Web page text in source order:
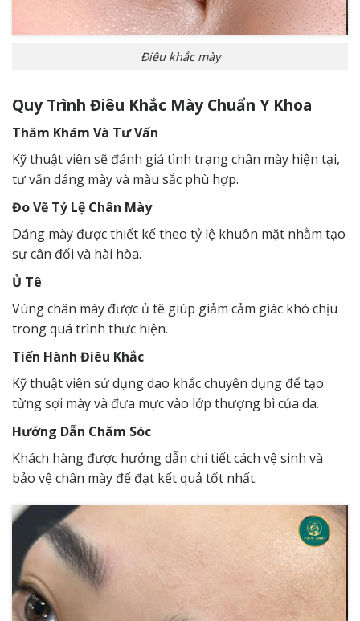
Điêu khắc mày
Quy Trình Điêu Khắc Mày Chuẩn Y Khoa
Thăm Khám Và Tư Vấn
Kỹ thuật viên sẽ đánh giá tình trạng chân mày hiện tại,
tư vấn dáng mày và màu sắc phù hợp.
Đo Vẽ Tỷ Lệ Chân Mày
Dáng mày được thiết kế theo tỷ lệ khuôn mặt nhằm tạo
sự cân đối và hài hòa.
Ủ Tê
Vùng chân mày được ủ tê giúp giảm cảm giác khó chịu
trong quá trình thực hiện.
Tiến Hành Điêu Khắc
Kỹ thuật viên sử dụng dao khắc chuyên dụng để tạo
từng sợi mày và đưa mực vào lớp thượng bì của da.
Hướng Dẫn Chăm Sóc
Khách hàng được hướng dẫn chi tiết cách vệ sinh và
bảo vệ chân mày để đạt kết quả tốt nhất.